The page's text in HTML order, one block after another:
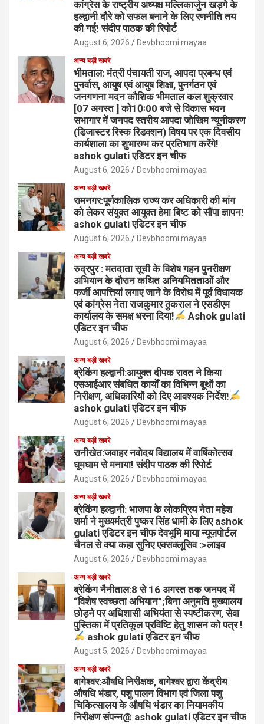
कांग्रेस के राष्ट्रीय अध्यक्ष मल्लिकार्जुन खड़गे के
हल्द्वानी दौरे को सफल बनाने के लिए रणनीति तय
की गई! संदीप पाठक की रिपोर्ट
August 6, 2026 Devbhoomi mayaa
अन्य बड़ी खबरे
भीमताल: मंत्री पंचायती राज, आपदा प्रबन्ध एवं
पुनर्वास, आयुष एवं आयुष शिक्षा, पुनर्गठन एवं
जनगणना मदन कौशिक भीमताल कल शुक्रवार
[07 अगस्त ] को10ः00 बजे से विकास भवन
सभागार में जनपद स्तरीय आपदा जोखिम न्यूनीकरण
(डिजास्टर रिस्क रिडक्शन) विषय पर एक दिवसीय
कार्यशाला का शुभारम्भ कर प्रतिभाग करेंगे!
ashok gulati एडिटर इन चीफ
August 6, 2026 Devbhoomi mayaa
अन्य बड़ी खबरे
रामनगर:पूर्णकालिक राज्य कर अधिकारी की मांग
को लेकर संयुक्त आयुक्त हेमा बिष्ट को सौंपा ज्ञापन!
ashok gulati एडिटर इन चीफ
August 6, 2026 Devbhoomi mayaa
अन्य बड़ी खबरे
रुद्रपुर : मतदाता सूची के विशेष गहन पुनरीक्षण
अभियान के दौरान कथित अनियमितताओं और
फर्जी आपत्तियां लगाए जाने के विरोध में पूर्व विधायक
एवं कांग्रेस नेता राजकुमार ठुकराल ने एसडीएम
कार्यालय के समक्ष धरना दिया!
Ashok gulati
एडिटर इन चीफ
August 6, 2026 Devbhoomi mayaa
अन्य बड़ी खबरे
ब्रेकिंग हल्द्वानी:आयुक्त दीपक रावत ने किया
एसआईआर संबधित कार्यों का विभिन्न बूथों का
निरीक्षण, अधिकारियों को दिए आवश्यक निर्देश!
ashok gulati एडिटर इन चीफ
August 6, 2026 Devbhoomi mayaa
अन्य बड़ी खबरे
रानीखेत:जवाहर नवोदय विद्यालय में वार्षिकोत्सव
धूमधाम से मनाया! संदीप पाठक की रिपोर्ट
August 6, 2026 Devbhoomi mayaa
अन्य बड़ी खबरे
ब्रेकिंग हल्द्वानी: भाजपा के लोकप्रिय नेता महेश
शर्मा ने मुख्यमंत्री पुष्कर सिंह धामी के लिए ashok
gulati एडिटर इन चीफ देवभूमि माया न्यूज़पोर्टल
चैनल से क्या कहा सुनिए एक्सक्लूसिव :>लाइव
August 6, 2026 Devbhoomi mayaa
अन्य बड़ी खबरे
ब्रेकिंग नैनीताल:8 से 16 अगस्त तक जनपद में
“विशेष स्वच्छता अभियान”;बिना अनुमति मुख्यालय
छोड़ने पर अधिशासी अभियंता से स्पष्टीकरण, सेवा
पुस्तिका में प्रतिकूल प्रविष्टि हेतु शासन को पत्र !
ashok gulati एडिटर इन चीफ
August 5, 2026 Devbhoomi mayaa
अन्य बड़ी खबरे
बागेश्वर:औषधि निरीक्षक, बागेश्वर द्वारा केंद्रीय
औषधि भंडार, पशु पालन विभाग एवं जिला पशु
चिकित्सालय के औषधि भंडार का नियामकीय
निरीक्षण संपन्न@ ashok gulati एडिटर इन चीफ